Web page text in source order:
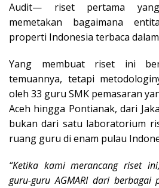
Audit— riset pertama
memetakan bagaimana
properti Indonesia terbaca
Yang membuat riset ini
temuannya, tetapi
oleh 33 guru SMK pemasaran
Aceh hingga Pontianak, dari
bukan dari satu laboratorium
ruang guru di enam pulau
“Ketika kami merancang riset
guru-guru AGMARI dari berbagai